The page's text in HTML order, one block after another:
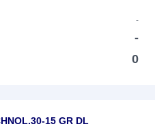
-
-
0
15 GR DL